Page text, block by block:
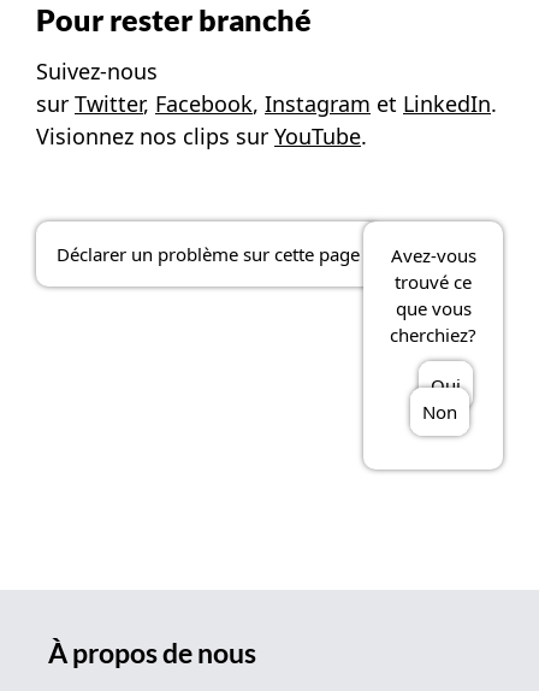
Pour rester branché
Suivez-nous
sur Twitter, Facebook, Instagram et LinkedIn.
Visionnez nos clips sur YouTube.
Déclarer un problème sur cette page
Avez-vous
trouvé ce
que vous
cherchiez?
Oui
Non
À propos de nous